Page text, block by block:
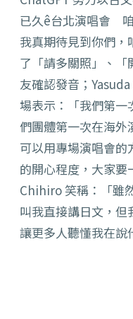
已久ê台北演唱會
我真期待見到你們
了「請多關照」、
友確認發音；
場表示：「我們第一
們團體第一次在海外
可以用專場演唱會
的開心程度，大家要
Chihiro 笑稱：「雖
叫我直接講日文，
讓更多人聽懂我在說